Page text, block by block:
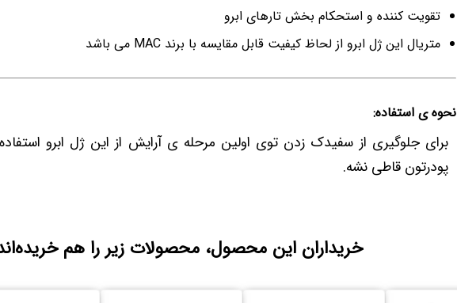
تقویت کننده و استحکام بخش تارهای ابرو
متریال این ژل ابرو از لحاظ کیفیت قابل مقایسه با برند MAC می باشد
نحوه ی استفاده:
برای جلوگیری از سفیدک زدن توی اولین مرحله ی آرایش از این ژل ابرو
پودرتون قاطی نشه.
خریداران این محصول، محصولات زیر را هم